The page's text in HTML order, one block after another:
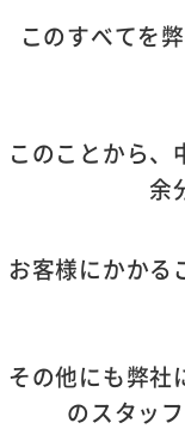
このすべてを
このことから、
余
お客様にかかる
その他にも弊社
のスタッ